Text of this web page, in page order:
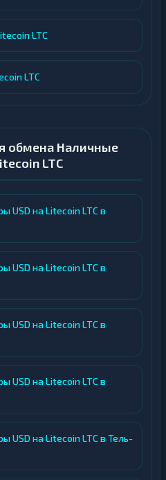
LTC
LTC
обмена Наличные
LTC
USD на Litecoin LTC в
USD на Litecoin LTC в
USD на Litecoin LTC в
USD на Litecoin LTC в
USD на Litecoin LTC в Тель-